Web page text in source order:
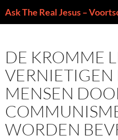
naar
DE KROMME
VERNIETIGEN
MENSEN
WORDEN